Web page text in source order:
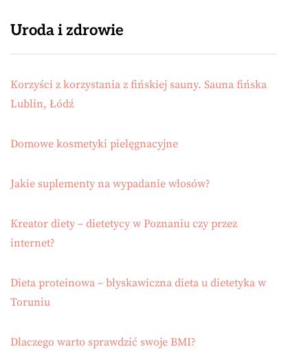
Uroda i zdrowie
Korzyści z korzystania z fińskiej sauny. Sauna fińska
Lublin, Łódź
Domowe kosmetyki pielęgnacyjne
Jakie suplementy na wypadanie włosów?
Kreator diety – dietetycy w Poznaniu czy przez
internet?
Dieta proteinowa – błyskawiczna dieta u dietetyka w
Toruniu
Dlaczego warto sprawdzić swoje BMI?